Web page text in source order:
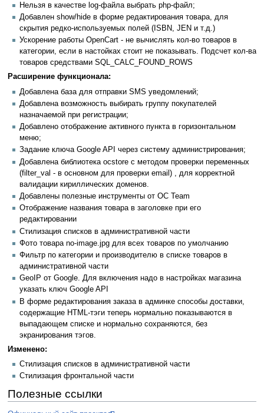
Нельзя в качестве log-файла выбрать php-файл;
Добавлен show/hide в форме редактирования товара, для
скрытия редко-используемых полей (ISBN, JEN и т.д.)
Ускорение работы OpenCart - не вычислять кол-во товаров в
категории, если в настойках стоит не показывать. Подсчет кол-ва
товаров средствами SQL_CALC_FOUND_ROWS
Расширение функционала:
Добавлена база для отправки SMS уведомлений;
Добавлена возможность выбирать группу покупателей
назначаемой при регистрации;
Добавлено отображение активного пункта в горизонтальном
меню;
Задание ключа Google API через систему администрирования;
Добавлена библиотека ocstore с методом проверки переменных
(filter_val - в основном для проверки email) , для корректной
валидации кириллических доменов.
Добавлены полезные инструменты от OC Team
Отображение названия товара в заголовке при его
редактировании
Стилизация списков в административной части
Фото товара no-image.jpg для всех товаров по умолчанию
Фильтр по категории и производителю в списке товаров в
административной части
GeoIP от Google. Для включения надо в настройках магазина
указать ключ Google API
В форме редактирования заказа в админке способы доставки,
содержащие HTML-тэги теперь нормально показываются в
выпадающем списке и нормально сохраняются, без
экранирования тэгов.
Изменено:
Стилизация списков в административной части
Стилизация фронтальной части
Полезные ссылки